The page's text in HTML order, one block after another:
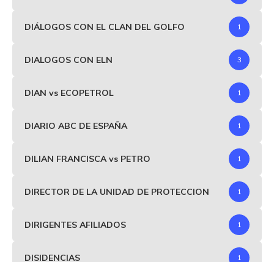
DIÁLOGOS CON EL CLAN DEL GOLFO 1
DIALOGOS CON ELN 3
DIAN vs ECOPETROL 1
DIARIO ABC DE ESPAÑA 1
DILIAN FRANCISCA vs PETRO 1
DIRECTOR DE LA UNIDAD DE PROTECCION 1
DIRIGENTES AFILIADOS 1
DISIDENCIAS 1